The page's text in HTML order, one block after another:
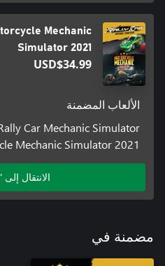
Mechanic
Simulator 2021
USD$34.99
الألعاب المضمنة
Car Mechanic Simulator
Mechanic Simulator 2021
الانتقال إلى
مضمنة في